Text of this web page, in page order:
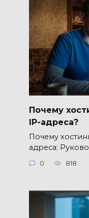
Почему
IP-адреса?
Почему
адреса:
0 818